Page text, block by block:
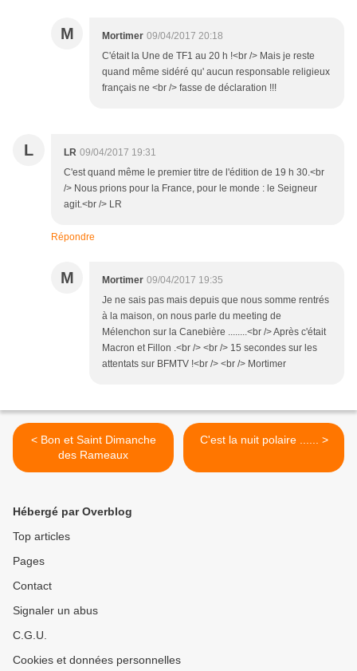
M Mortimer 09/04/2017 20:18
C'était la Une de TF1 au 20 h !<br /> Mais je reste
quand même sidéré qu' aucun responsable religieux
français ne <br /> fasse de déclaration !!!
L LR 09/04/2017 19:31
C'est quand même le premier titre de l'édition de 19 h 30.<br
/> Nous prions pour la France, pour le monde : le Seigneur
agit.<br /> LR
Répondre
M Mortimer 09/04/2017 19:35
Je ne sais pas mais depuis que nous somme rentrés
à la maison, on nous parle du meeting de
Mélenchon sur la Canebière ........<br /> Après c'était
Macron et Fillon .<br /> <br /> 15 secondes sur les
attentats sur BFMTV !<br /> <br /> Mortimer
< Bon et Saint Dimanche
des Rameaux
C'est la nuit polaire ...... >
Hébergé par Overblog
Top articles
Pages
Contact
Signaler un abus
C.G.U.
Cookies et données personnelles